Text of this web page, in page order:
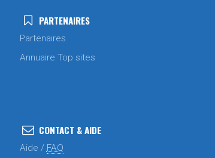
PARTENAIRES
Partenaires
Annuaire Top sites
CONTACT & AIDE
Aide / FAQ